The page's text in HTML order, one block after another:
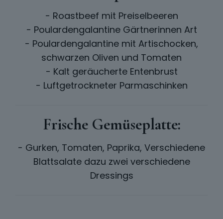
- Roastbeef mit Preiselbeeren
- Poulardengalantine Gärtnerinnen Art
- Poulardengalantine mit Artischocken,
schwarzen Oliven und Tomaten
- Kalt geräucherte Entenbrust
- Luftgetrockneter Parmaschinken
Frische Gemüseplatte:
- Gurken, Tomaten, Paprika, Verschiedene
Blattsalate dazu zwei verschiedene
Dressings